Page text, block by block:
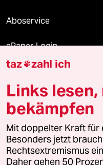
Aboservice
ePaper Login
Downloads für
© 2026 taz Verlags und
Alle Rechte vorbehalten. Bei
wenden Sie sich bitte an
taz zahl ich
Links
bekämpfen
Mit doppelter Kraft für
Besonders jetzt
Rechtsextremismus
Daher gehen 50